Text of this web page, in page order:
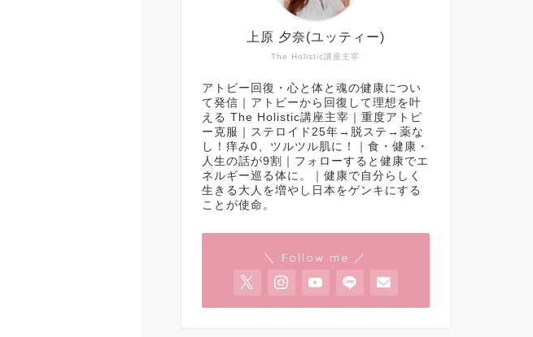
The Holistic講座主宰
上原 夕奈(ユッティー)
アトピー回復・心と体と魂の健康につい
て発信｜アトピーから回復して理想を叶
える The Holistic講座主宰｜重度アトピ
ー克服｜ステロイド25年→脱ステ→薬な
し！痒み0、ツルツル肌に！｜食・健康・
人生の話が9割｜フォローすると健康でエ
ネルギー巡る体に。｜健康で自分らしく
生きる大人を増やし日本をゲンキにする
ことが使命。
＼ Follow me ／